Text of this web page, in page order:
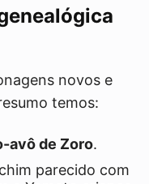
novos e
temos:
avô de Zoro.
parecido com